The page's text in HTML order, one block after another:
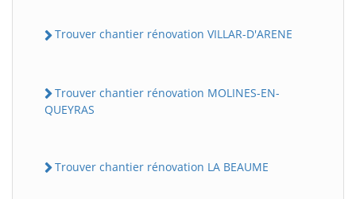
Trouver chantier rénovation VILLAR-D'ARENE
Trouver chantier rénovation MOLINES-EN-
QUEYRAS
Trouver chantier rénovation LA BEAUME
B BatiWebPro